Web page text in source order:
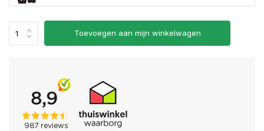
Toevoegen aan mijn winkelwagen